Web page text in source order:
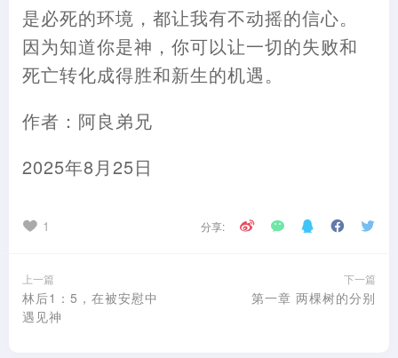
是必死的环境，都让我有不动摇的信心。
因为知道你是神，你可以让一切的失败和
死亡转化成得胜和新生的机遇。
作者：阿良弟兄
2025年8月25日
1 分享:
上一篇
林后1：5，在被安慰中
遇见神
下一篇
第一章 两棵树的分别